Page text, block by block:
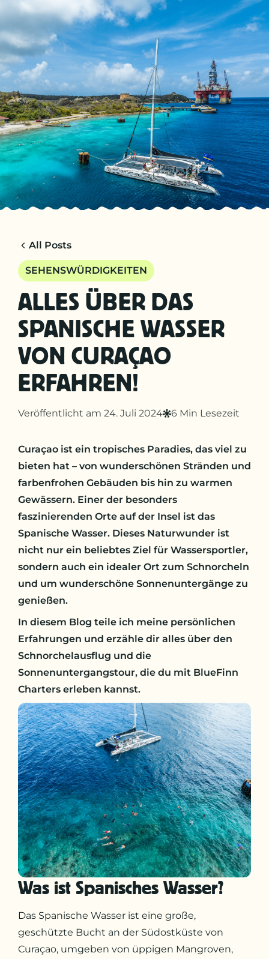
DE
REISEN
CHARTERS
ÜBER UNS
TIPPS
KONTAKT
All Posts
SEHENSWÜRDIGKEITEN
ALLES ÜBER DAS
SPANISCHE WASSER
VON CURAÇAO
ERFAHREN!
Veröffentlicht am 24. Juli 2024 6 Min Lesezeit
Curaçao ist ein tropisches Paradies, das viel zu
bieten hat – von wunderschönen Stränden und
farbenfrohen Gebäuden bis hin zu warmen
Gewässern. Einer der besonders
faszinierenden Orte auf der Insel ist das
Spanische Wasser. Dieses Naturwunder ist
nicht nur ein beliebtes Ziel für Wassersportler,
sondern auch ein idealer Ort zum Schnorcheln
und um wunderschöne Sonnenuntergänge zu
genießen.
In diesem Blog teile ich meine persönlichen
Erfahrungen und erzähle dir alles über den
Schnorchelausflug und die
Sonnenuntergangstour, die du mit BlueFinn
Charters erleben kannst.
Was ist Spanisches Wasser?
Das Spanische Wasser ist eine große,
geschützte Bucht an der Südostküste von
Curaçao, umgeben von üppigen Mangroven,